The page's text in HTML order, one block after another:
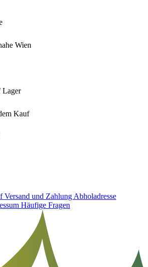
Wien
Lager
Kauf
Versand und Zahlung Abholadresse
Häufige Fragen